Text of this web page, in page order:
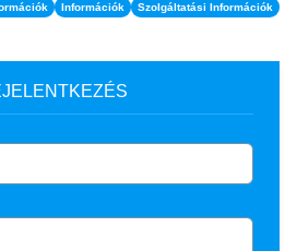
Információk Szolgáltatási Információk